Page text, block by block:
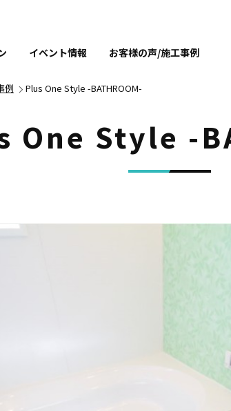
イベント情報 お客様の声/施工事例
例 Plus One Style -BATHROOM-
One Style -